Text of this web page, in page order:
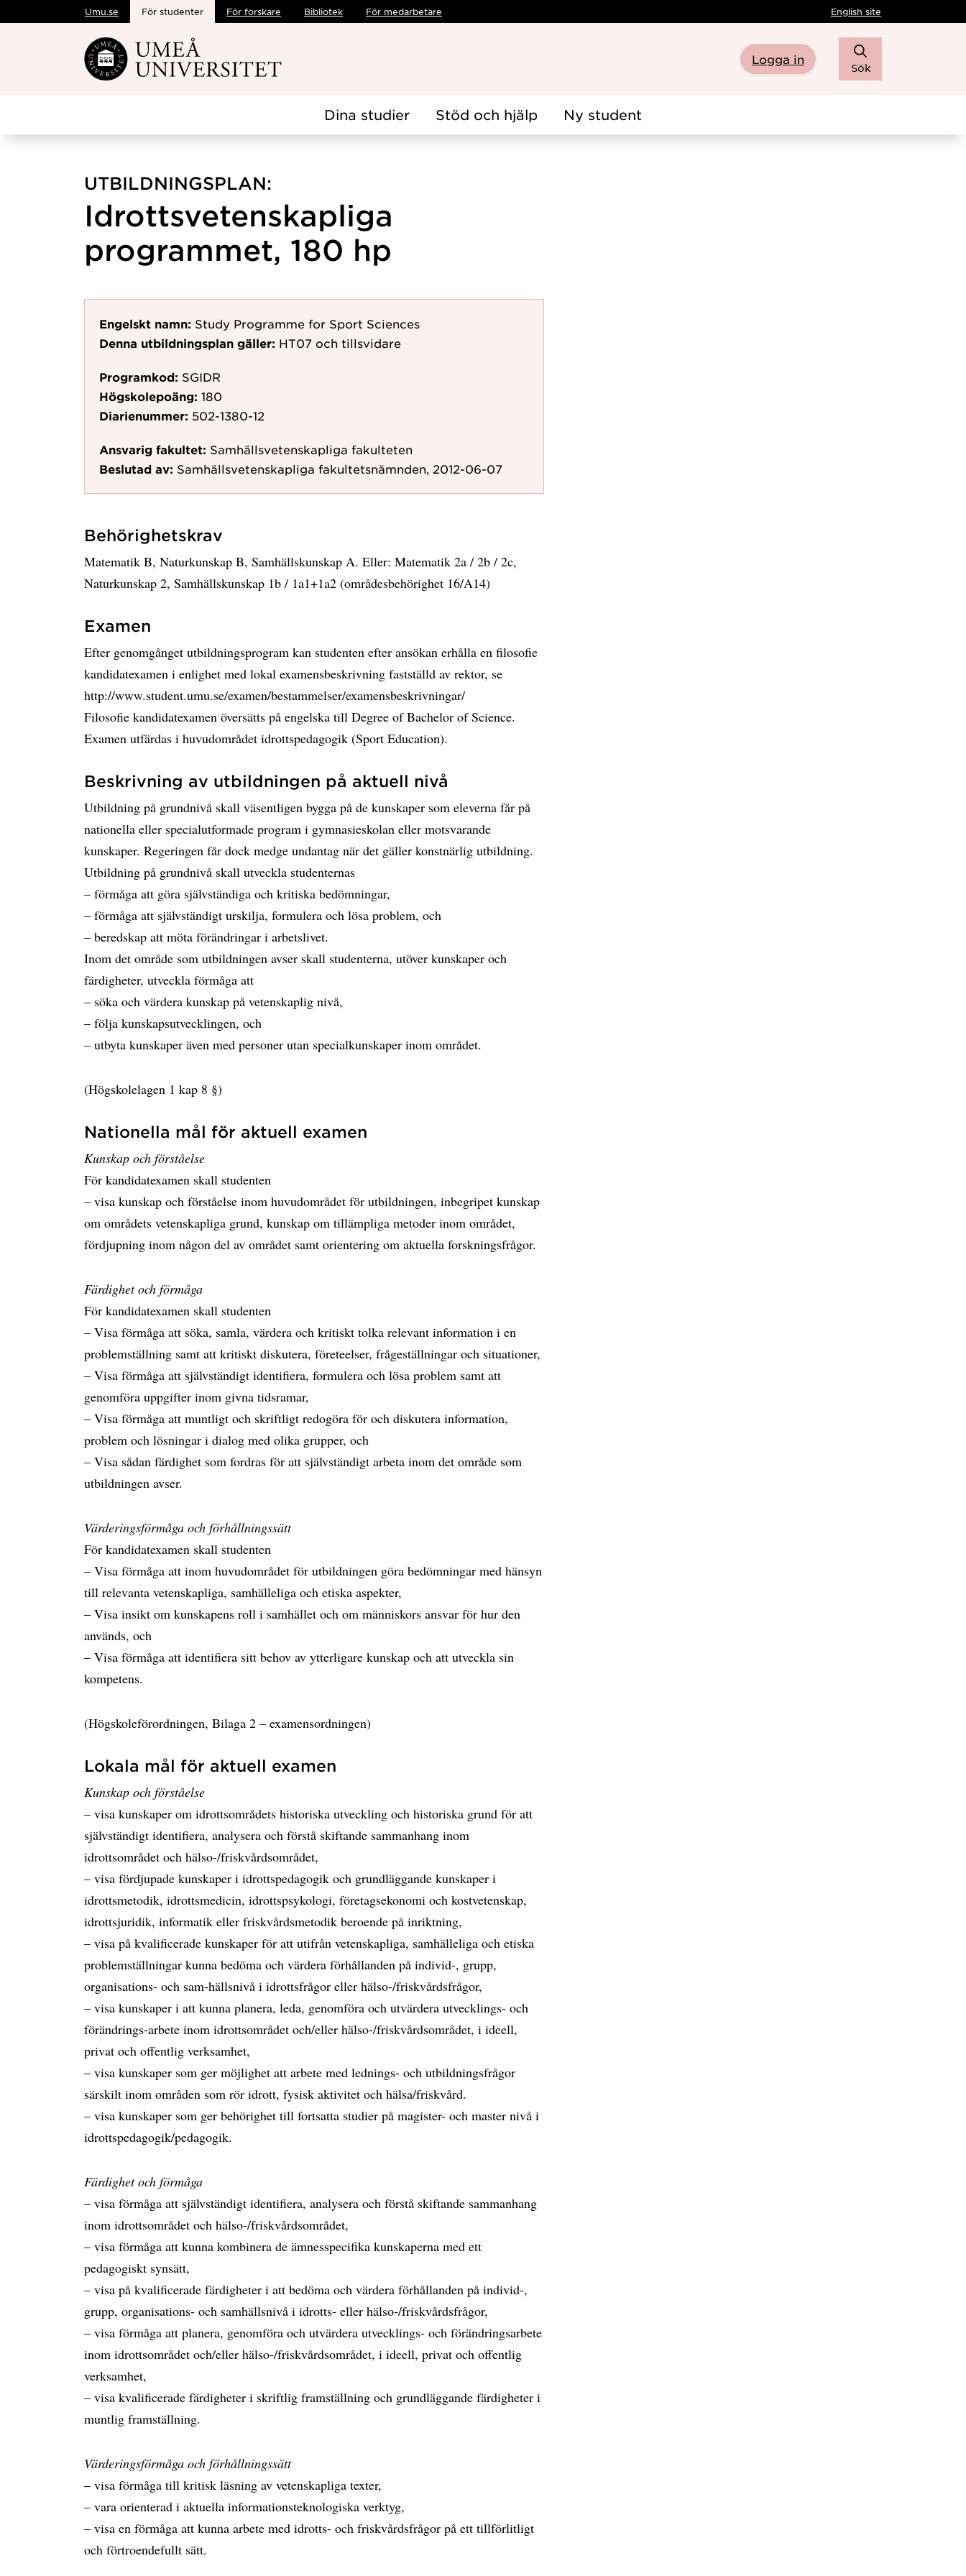
Hoppa direkt till innehållet
Umu.se För studenter För forskare Bibliotek För medarbetare English site
Logga in
Sök
Dina studier Stöd och hjälp Ny student
UTBILDNINGSPLAN:
Idrottsvetenskapliga
programmet, 180 hp
Engelskt namn: Study Programme for Sport Sciences
Denna utbildningsplan gäller: HT07 och tillsvidare
Programkod: SGIDR
Högskolepoäng: 180
Diarienummer: 502-1380-12
Ansvarig fakultet: Samhällsvetenskapliga fakulteten
Beslutad av: Samhällsvetenskapliga fakultetsnämnden, 2012-06-07
Behörighetskrav
Matematik B, Naturkunskap B, Samhällskunskap A. Eller: Matematik 2a / 2b / 2c,
Naturkunskap 2, Samhällskunskap 1b / 1a1+1a2 (områdesbehörighet 16/A14)
Examen
Efter genomgånget utbildningsprogram kan studenten efter ansökan erhålla en filosofie
kandidatexamen i enlighet med lokal examensbeskrivning fastställd av rektor, se
http://www.student.umu.se/examen/bestammelser/examensbeskrivningar/
Filosofie kandidatexamen översätts på engelska till Degree of Bachelor of Science.
Examen utfärdas i huvudområdet idrottspedagogik (Sport Education).
Beskrivning av utbildningen på aktuell nivå
Utbildning på grundnivå skall väsentligen bygga på de kunskaper som eleverna får på
nationella eller specialutformade program i gymnasieskolan eller motsvarande
kunskaper. Regeringen får dock medge undantag när det gäller konstnärlig utbildning.
Utbildning på grundnivå skall utveckla studenternas
– förmåga att göra självständiga och kritiska bedömningar,
– förmåga att självständigt urskilja, formulera och lösa problem, och
– beredskap att möta förändringar i arbetslivet.
Inom det område som utbildningen avser skall studenterna, utöver kunskaper och
färdigheter, utveckla förmåga att
– söka och värdera kunskap på vetenskaplig nivå,
– följa kunskapsutvecklingen, och
– utbyta kunskaper även med personer utan specialkunskaper inom området.
(Högskolelagen 1 kap 8 §)
Nationella mål för aktuell examen
Kunskap och förståelse
För kandidatexamen skall studenten
– visa kunskap och förståelse inom huvudområdet för utbildningen, inbegripet kunskap
om områdets vetenskapliga grund, kunskap om tillämpliga metoder inom området,
fördjupning inom någon del av området samt orientering om aktuella forskningsfrågor.
Färdighet och förmåga
För kandidatexamen skall studenten
– Visa förmåga att söka, samla, värdera och kritiskt tolka relevant information i en
problemställning samt att kritiskt diskutera, företeelser, frågeställningar och situationer,
– Visa förmåga att självständigt identifiera, formulera och lösa problem samt att
genomföra uppgifter inom givna tidsramar,
– Visa förmåga att muntligt och skriftligt redogöra för och diskutera information,
problem och lösningar i dialog med olika grupper, och
– Visa sådan färdighet som fordras för att självständigt arbeta inom det område som
utbildningen avser.
Värderingsförmåga och förhållningssätt
För kandidatexamen skall studenten
– Visa förmåga att inom huvudområdet för utbildningen göra bedömningar med hänsyn
till relevanta vetenskapliga, samhälleliga och etiska aspekter,
– Visa insikt om kunskapens roll i samhället och om människors ansvar för hur den
används, och
– Visa förmåga att identifiera sitt behov av ytterligare kunskap och att utveckla sin
kompetens.
(Högskoleförordningen, Bilaga 2 – examensordningen)
Lokala mål för aktuell examen
Kunskap och förståelse
– visa kunskaper om idrottsområdets historiska utveckling och historiska grund för att
självständigt identifiera, analysera och förstå skiftande sammanhang inom
idrottsområdet och hälso-/friskvårdsområdet,
– visa fördjupade kunskaper i idrottspedagogik och grundläggande kunskaper i
idrottsmetodik, idrottsmedicin, idrottspsykologi, företagsekonomi och kostvetenskap,
idrottsjuridik, informatik eller friskvårdsmetodik beroende på inriktning,
– visa på kvalificerade kunskaper för att utifrån vetenskapliga, samhälleliga och etiska
problemställningar kunna bedöma och värdera förhållanden på individ-, grupp,
organisations- och sam-hällsnivå i idrottsfrågor eller hälso-/friskvårdsfrågor,
– visa kunskaper i att kunna planera, leda, genomföra och utvärdera utvecklings- och
förändrings-arbete inom idrottsområdet och/eller hälso-/friskvårdsområdet, i ideell,
privat och offentlig verksamhet,
– visa kunskaper som ger möjlighet att arbete med lednings- och utbildningsfrågor
särskilt inom områden som rör idrott, fysisk aktivitet och hälsa/friskvård.
– visa kunskaper som ger behörighet till fortsatta studier på magister- och master nivå i
idrottspedagogik/pedagogik.
Färdighet och förmåga
– visa förmåga att självständigt identifiera, analysera och förstå skiftande sammanhang
inom idrottsområdet och hälso-/friskvårdsområdet,
– visa förmåga att kunna kombinera de ämnesspecifika kunskaperna med ett
pedagogiskt synsätt,
– visa på kvalificerade färdigheter i att bedöma och värdera förhållanden på individ-,
grupp, organisations- och samhällsnivå i idrotts- eller hälso-/friskvårdsfrågor,
– visa förmåga att planera, genomföra och utvärdera utvecklings- och förändringsarbete
inom idrottsområdet och/eller hälso-/friskvårdsområdet, i ideell, privat och offentlig
verksamhet,
– visa kvalificerade färdigheter i skriftlig framställning och grundläggande färdigheter i
muntlig framställning.
Värderingsförmåga och förhållningssätt
– visa förmåga till kritisk läsning av vetenskapliga texter,
– vara orienterad i aktuella informationsteknologiska verktyg,
– visa en förmåga att kunna arbete med idrotts- och friskvårdsfrågor på ett tillförlitligt
och förtroendefullt sätt.